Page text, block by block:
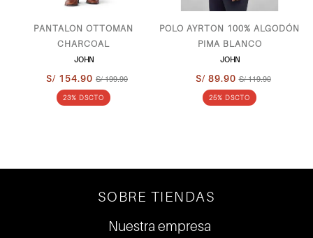
PANTALON OTTOMAN
CHARCOAL
JOHN
S/ 154.90 S/ 199.90
23% DSCTO
POLO AYRTON 100% ALGODÓN
PIMA BLANCO
JOHN
S/ 89.90 S/ 119.90
25% DSCTO
SOBRE TIENDAS
Nuestra empresa